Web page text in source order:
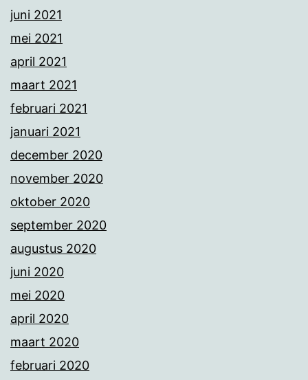
juni 2021
mei 2021
april 2021
maart 2021
februari 2021
januari 2021
december 2020
november 2020
oktober 2020
september 2020
augustus 2020
juni 2020
mei 2020
april 2020
maart 2020
februari 2020